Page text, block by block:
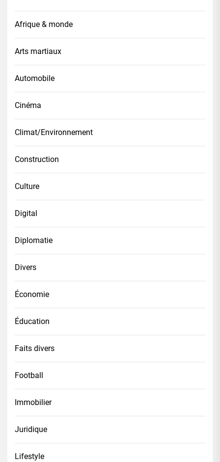
Afrique & monde
Arts martiaux
Automobile
Cinéma
Climat/Environnement
Construction
Culture
Digital
Diplomatie
Divers
Économie
Éducation
Faits divers
Football
Immobilier
Juridique
Lifestyle